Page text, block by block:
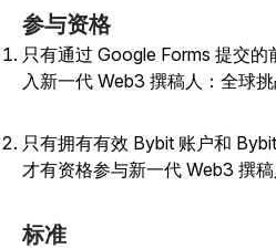
参与资格
只有通过 Google Forms 提交的
入新一代 Web3 撰稿人： 全球
只有拥有有效 Bybit 账户和
才有资格参与新一代 Web3 撰
标准